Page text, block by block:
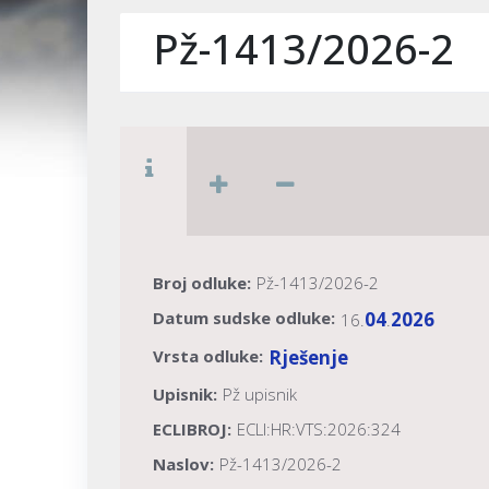
Pž-1413/2026-2
Broj odluke: Pž-1413/2026-2
Datum sudske odluke: 16.04.2026
Vrsta odluke: Rješenje
Upisnik: Pž upisnik
ECLIBROJ: ECLI:HR:VTS:2026:324
Naslov: Pž-1413/2026-2